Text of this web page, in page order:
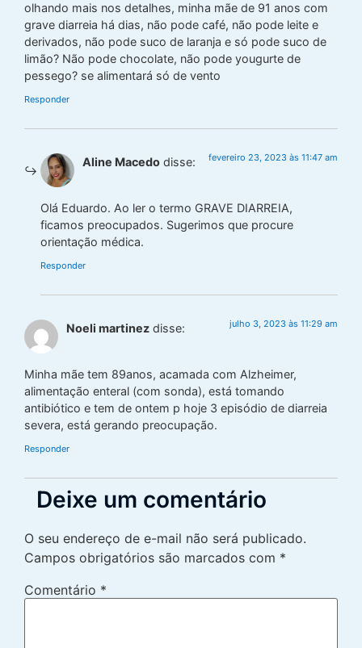
olhando mais nos detalhes, minha mãe de 91 anos com
grave diarreia há dias, não pode café, não pode leite e
derivados, não pode suco de laranja e só pode suco de
limão? Não pode chocolate, não pode yougurte de
pessego? se alimentará só de vento
Responder
Aline Macedo disse: fevereiro 23, 2023 às 11:47 am
Olá Eduardo. Ao ler o termo GRAVE DIARREIA,
ficamos preocupados. Sugerimos que procure
orientação médica.
Responder
Noeli martinez disse: julho 3, 2023 às 11:29 am
Minha mãe tem 89anos, acamada com Alzheimer,
alimentação enteral (com sonda), está tomando
antibiótico e tem de ontem p hoje 3 episódio de diarreia
severa, está gerando preocupação.
Responder
Deixe um comentário
O seu endereço de e-mail não será publicado.
Campos obrigatórios são marcados com *
Comentário *